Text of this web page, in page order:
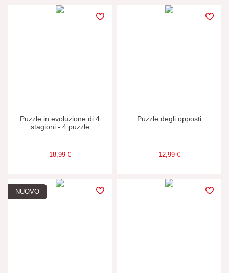
Puzzle in evoluzione di 4
stagioni - 4 puzzle
18,99 €
Puzzle degli opposti
12,99 €
NUOVO